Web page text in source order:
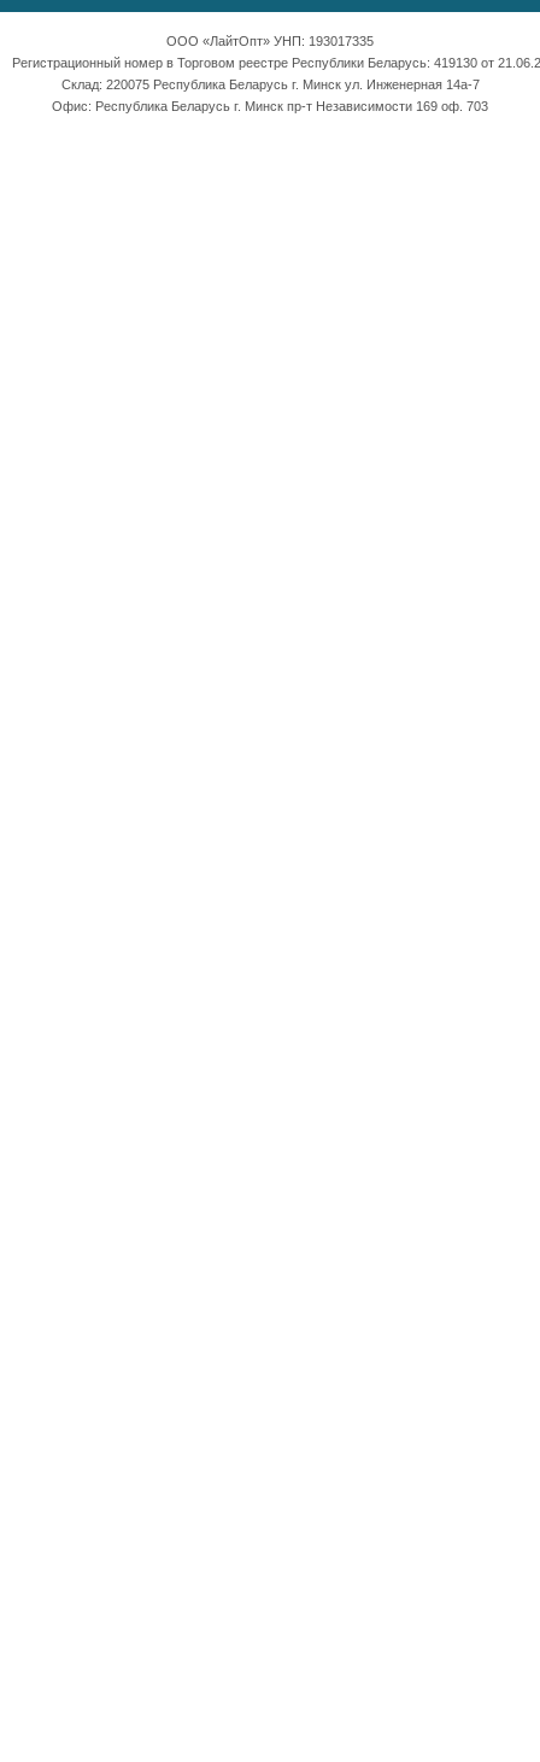
ООО «ЛайтОпт» УНП: 193017335
Регистрационный номер в Торговом реестре Республики Беларусь: 419130 от
Склад: 220075 Республика Беларусь г. Минск ул. Инженерная 14а-7
Офис: Республика Беларусь г. Минск пр-т Независимости 169 оф. 703